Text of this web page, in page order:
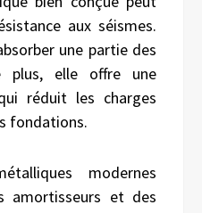
aux séismes.
une partie des
plus, elle offre une
réduit les charges
fondations.
modernes
amortisseurs et des